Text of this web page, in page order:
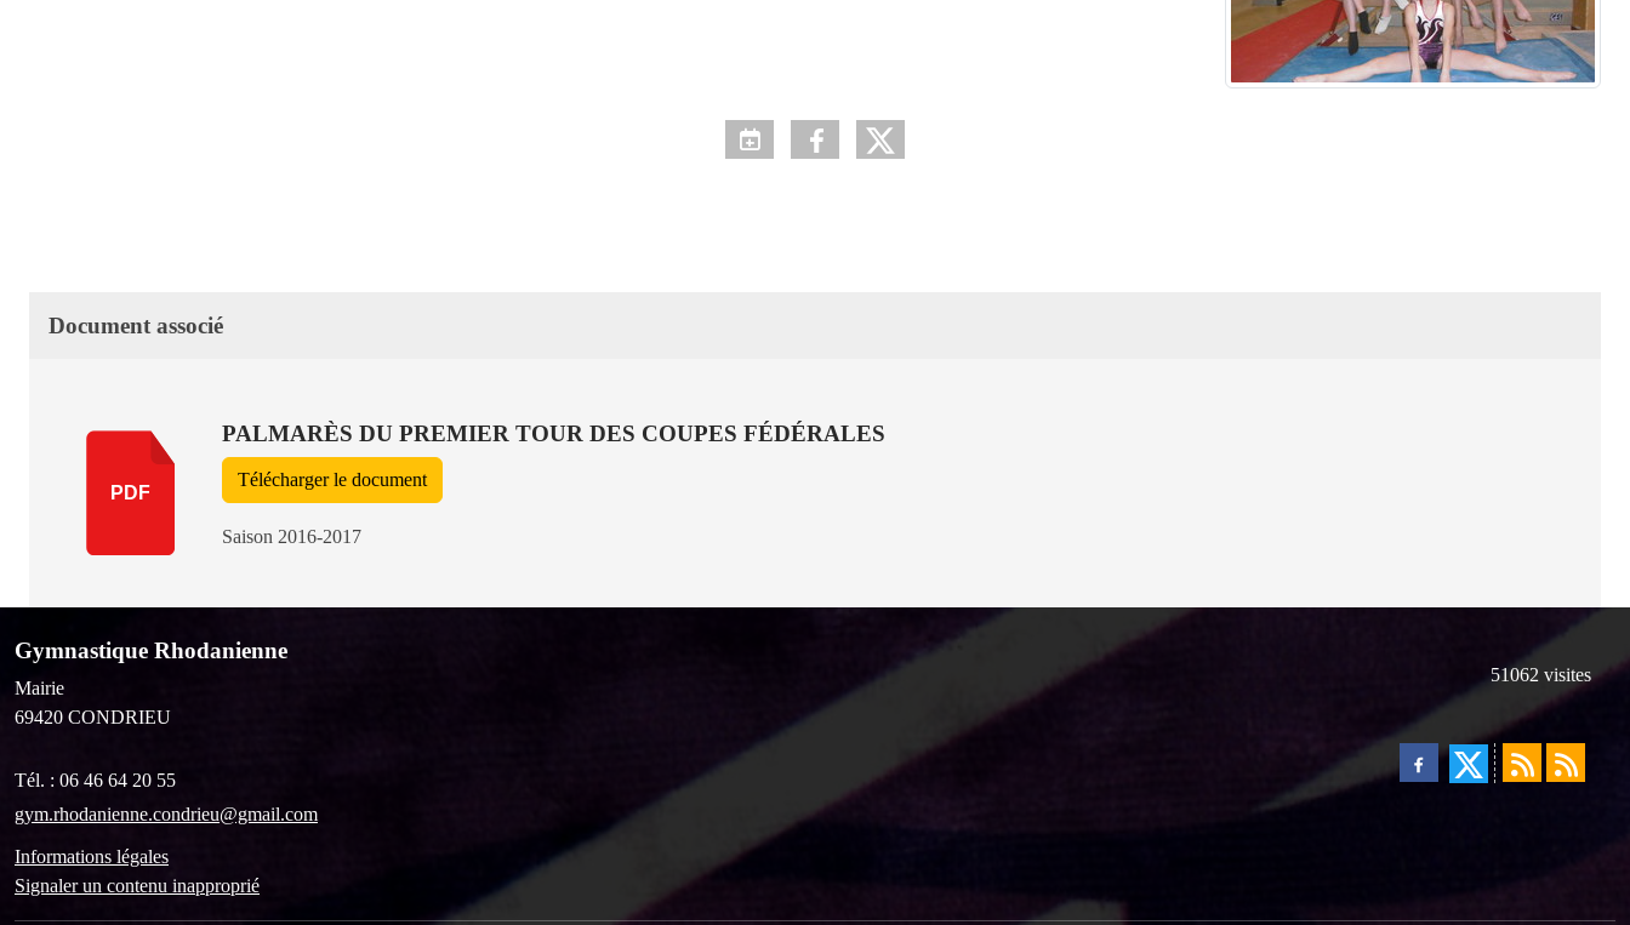
Document associé
PDF
PALMARÈS DU PREMIER TOUR DES COUPES FÉDÉRALES
Télécharger le document
Saison 2016-2017
Gymnastique Rhodanienne
Mairie
69420 CONDRIEU
Tél. : 06 46 64 20 55
gym.rhodanienne.condrieu@gmail.com
Informations légales
Signaler un contenu inapproprié
51062 visites